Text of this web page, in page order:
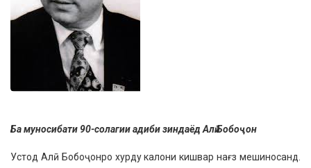
Ба муносибати 90-солагии адиби зиндаёд Алӣ Бобоҷон
Устод Алӣ Бобоҷонро хурду калони кишвар нағз мешиносанд.